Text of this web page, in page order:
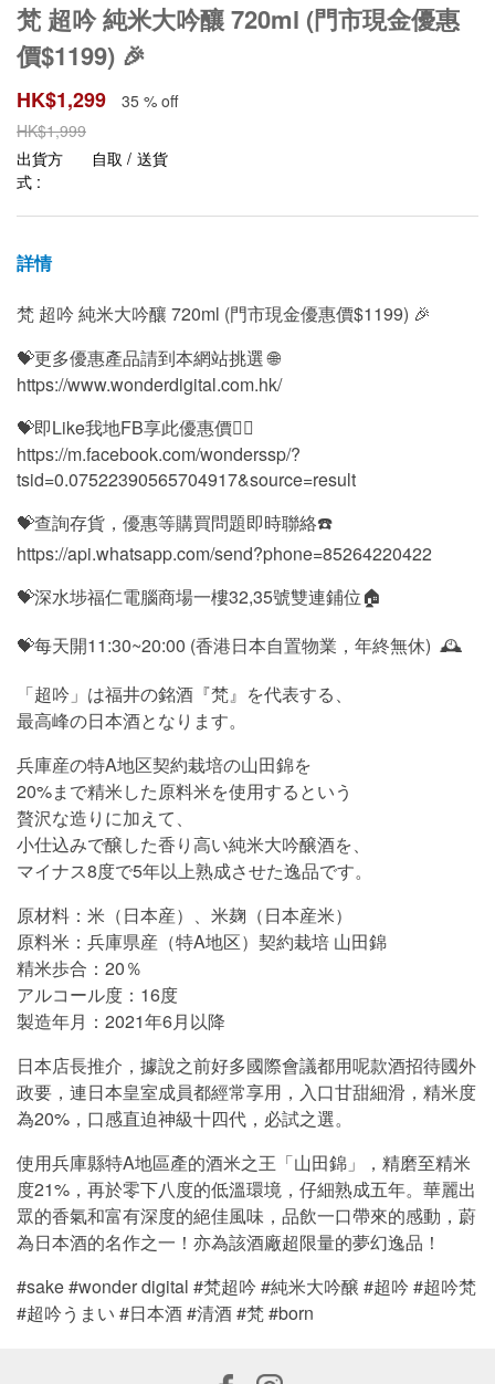
梵 超吟 純米大吟釀 720ml (門市現金優惠
價$1199) 🎉
HK$1,299
35 % off
HK$1,999
出貨方
式 :
自取 / 送貨
詳情
梵 超吟 純米大吟釀 720ml (門市現金優惠價$1199) 🎉
💝更多優惠產品請到本網站挑選 🌐
https://www.wonderdigital.com.hk/
💝即Like我地FB享此優惠價👍🏻
https://m.facebook.com/wonderssp/?
tsid=0.07522390565704917&source=result
💝查詢存貨，優惠等購買問題即時聯絡☎️
https://api.whatsapp.com/send?phone=85264220422
💝深水埗福仁電腦商場一樓32,35號雙連鋪位🏠
💝每天開11:30~20:00 (香港日本自置物業，年終無休) 🕰
「超吟」は福井の銘酒『梵』を代表する、
最高峰の日本酒となります。
兵庫産の特A地区契約栽培の山田錦を
20%まで精米した原料米を使用するという
贅沢な造りに加えて、
小仕込みで醸した香り高い純米大吟醸酒を、
マイナス8度で5年以上熟成させた逸品です。
原材料：米（日本産）、米麹（日本産米）
原料米：兵庫県産（特A地区）契約栽培 山田錦
精米歩合：20％
アルコール度：16度
製造年月：2021年6月以降
日本店長推介，據說之前好多國際會議都用呢款酒招待國外
政要，連日本皇室成員都經常享用，入口甘甜細滑，精米度
為20%，口感直迫神級十四代，必試之選。
使用兵庫縣特A地區產的酒米之王「山田錦」，精磨至精米
度21%，再於零下八度的低溫環境，仔細熟成五年。華麗出
眾的香氣和富有深度的絕佳風味，品飲一口帶來的感動，蔚
為日本酒的名作之一！亦為該酒廠超限量的夢幻逸品！
#sake #wonder digital #梵超吟 #純米大吟醸 #超吟 #超吟梵
#超吟うまい #日本酒 #清酒 #梵 #born